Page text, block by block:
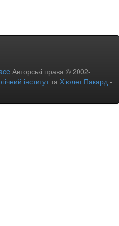
Авторські права © 2002-
інститутта Х’юлет Пакард -